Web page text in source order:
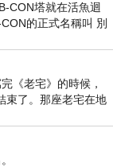
保持社交安
入園)，有
場。園區
區相關消毒
人流監控逾
防疫作努
公共運輸
CON塔就在活魚迴
的正式名稱叫 別
《老宅》的時候，
束了。那座老宅在地
黑暗，